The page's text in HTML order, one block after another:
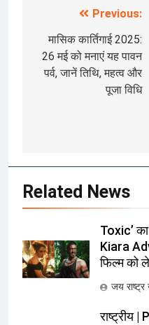
navigation
Previous:
मासिक कार्तिगाई 2025:
26 मई को मनाएं यह पावन
पर्व, जानें तिथि, महत्व और
पूजा विधि
Related News
Toxic’
Kiara
फिल्म को
जय राष्ट्र
राष्ट्रीय